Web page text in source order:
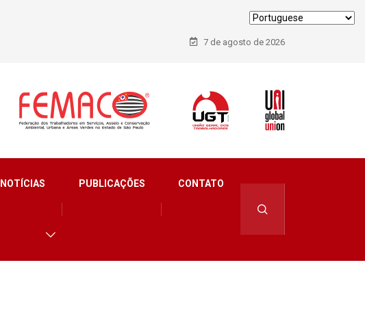
7 de agosto de 2026
NOTÍCIAS PUBLICAÇÕES CONTATO